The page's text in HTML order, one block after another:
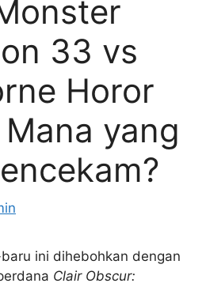
33 vs
Horor
yang
ini dihebohkan dengan
Clair Obscur: